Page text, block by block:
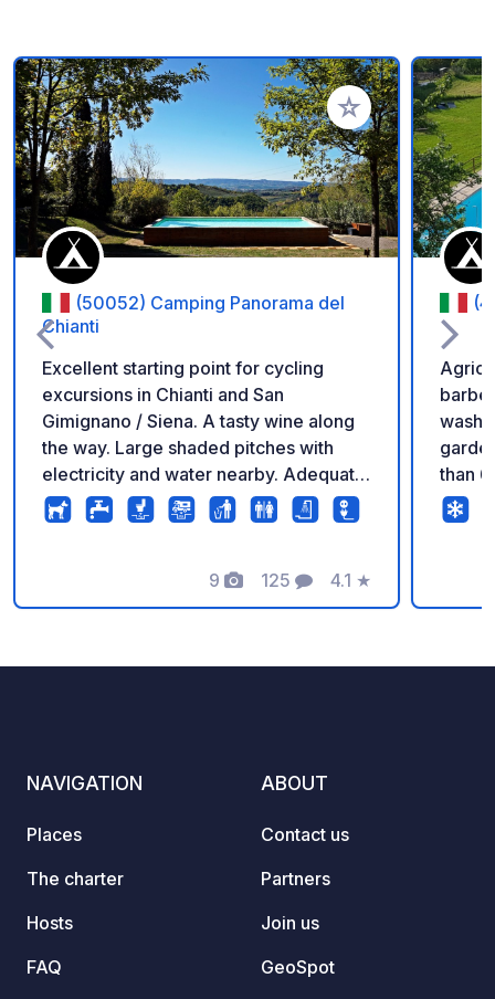
Add to your
(50052) Camping Panorama del
Chianti
Excellent starting point for cycling
excursions in Chianti and San
Gimignano / Siena. A tasty wine along
the way. Large shaded pitches with
electricity and water nearby. Adequate
and clean bathrooms. We advise you to
rent a Vespa (available on the
9
Photos
125
Comments
4.1
Rating
★
than
per
Maps
NAVIGATION
Places
The charter
Hosts
FAQ
ABOUT
Contact us
Partners
Join us
GeoSpot